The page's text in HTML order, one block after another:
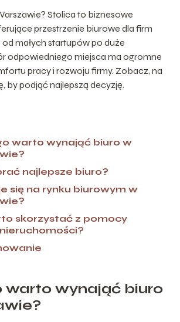
Stolica to biznesowe
przestrzenie biurowe dla firm
małych startupów po duże
odpowiedniego miejsca ma ogromne
pracy i rozwoju firmy. Zobacz, na
by podjąć najlepszą decyzję.
warto wynająć biuro w
najlepsze biuro?
się na rynku biurowym w
skorzystać z pomocy
warto wynająć biuro